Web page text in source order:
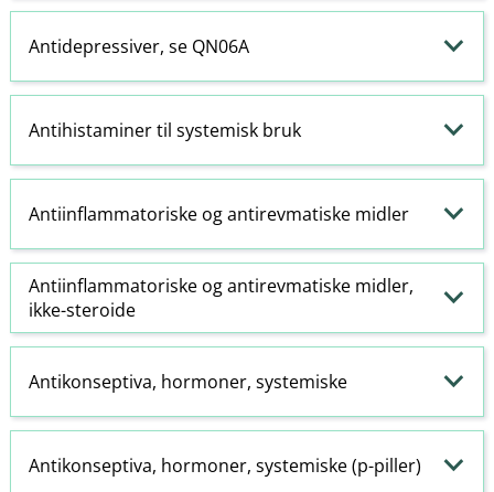
Antidepressiver, se QN06A
Antihistaminertil systemisk bruk
Antiinflammatoriske og antirevmatiske midler
Antiinflammatoriske og antirevmatiske midler,
ikke-steroide
Antikonseptiva, hormoner, systemiske
Antikonseptiva, hormoner, systemiske (p-piller)